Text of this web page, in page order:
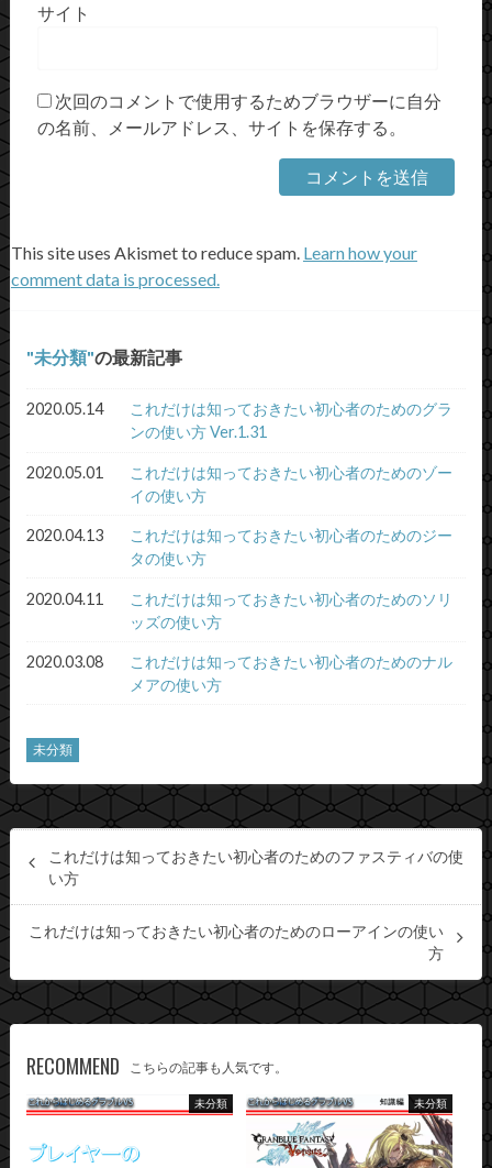
サイト
次回のコメントで使用するためブラウザーに自分
の名前、メールアドレス、サイトを保存する。
This site uses Akismet to reduce spam. Learn how your
comment data is processed.
未分類 の最新記事
2020.05.14
これだけは知っておきたい初心者のためのグラ
ンの使い方 Ver.1.31
2020.05.01
これだけは知っておきたい初心者のためのゾー
イの使い方
2020.04.13
これだけは知っておきたい初心者のためのジー
タの使い方
2020.04.11
これだけは知っておきたい初心者のためのソリ
ッズの使い方
2020.03.08
これだけは知っておきたい初心者のためのナル
メアの使い方
未分類
これだけは知っておきたい初心者のためのファスティバの使
い方
これだけは知っておきたい初心者のためのローアインの使い
方
RECOMMEND こちらの記事も人気です。
未分類 未分類